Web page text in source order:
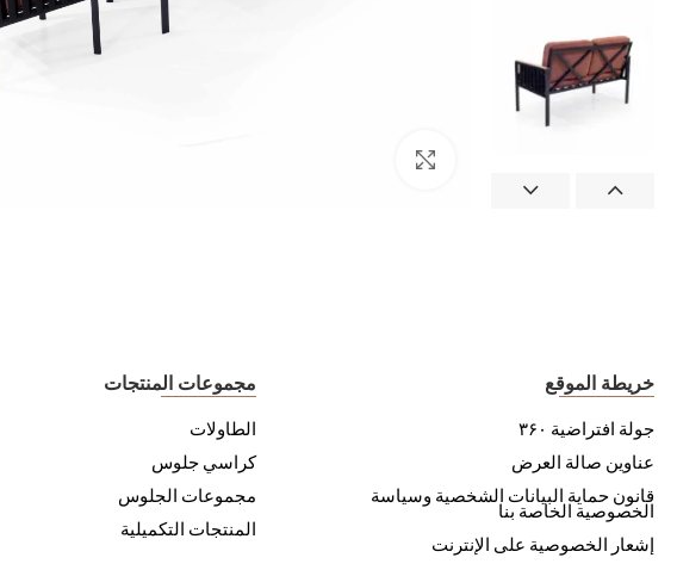
خريطة الموقع
جولة افتراضية ۳۶۰
عناوين صالة العرض
قانون حماية البيانات الشخصية وسياسة
الخصوصية الخاصة بنا
إشعار الخصوصية على الإنترنت
مجموعات المنتجات
الطاولات
كراسي جلوس
مجموعات الجلوس
المنتجات التكميلية